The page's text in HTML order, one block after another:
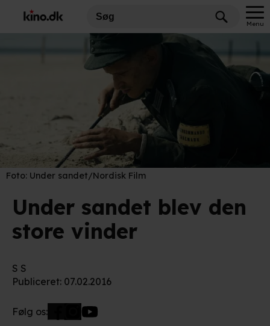
Menu
Foto: Under sandet/Nordisk Film
Under sandet blev den
store vinder
S S
Publiceret: 07.02.2016
Følg os: